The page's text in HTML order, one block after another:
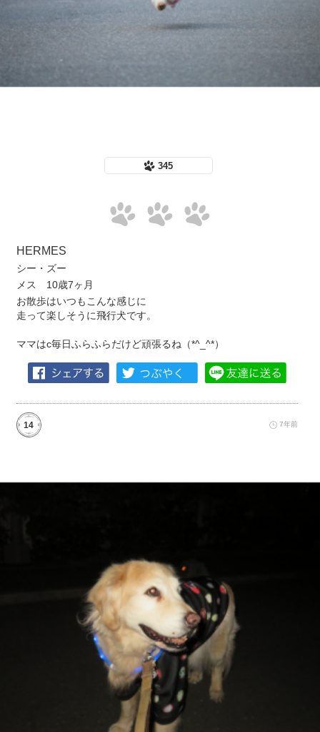
345
HERMES
シー・ズー
メス 10歳7ヶ月
お散歩はいつもこんな感じに
走って楽しそうに飛行犬です。
ママはc毎日ふらふらだけど頑張るね（*^_^*）
14 7年前